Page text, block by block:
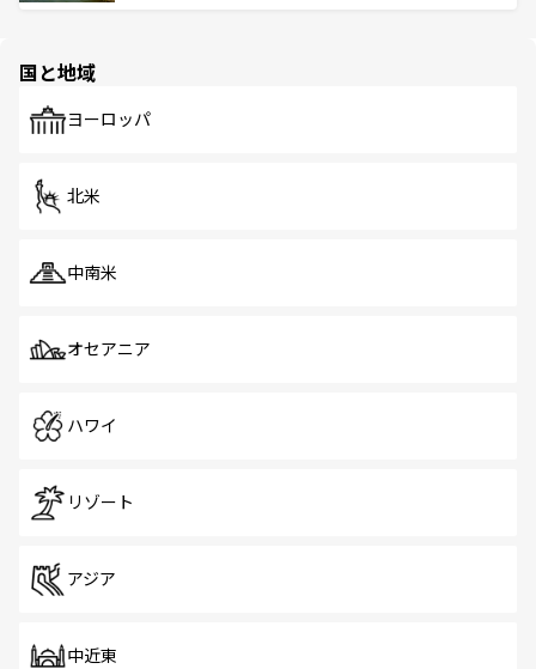
で、ホーカーズは地元の風情を楽しめる外せないスポット
国と地域
ヨーロッパ
北米
中南米
オセアニア
ハワイ
リゾート
アジア
中近東